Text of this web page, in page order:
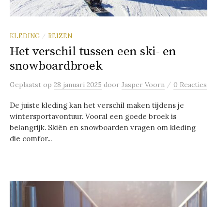
KLEDING / REIZEN
Het verschil tussen een ski- en
snowboardbroek
Geplaatst op 28 januari 2025 door Jasper Voorn / 0 Reacties
De juiste kleding kan het verschil maken tijdens je
wintersportavontuur. Vooral een goede broek is
belangrijk. Skiën en snowboarden vragen om kleding
die comfor...